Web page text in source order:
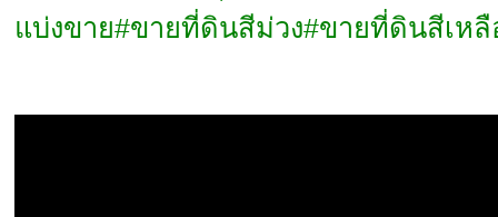
แบ่งขาย#ขายที่ดินสีม่วง#ขายที่ดินสีเห